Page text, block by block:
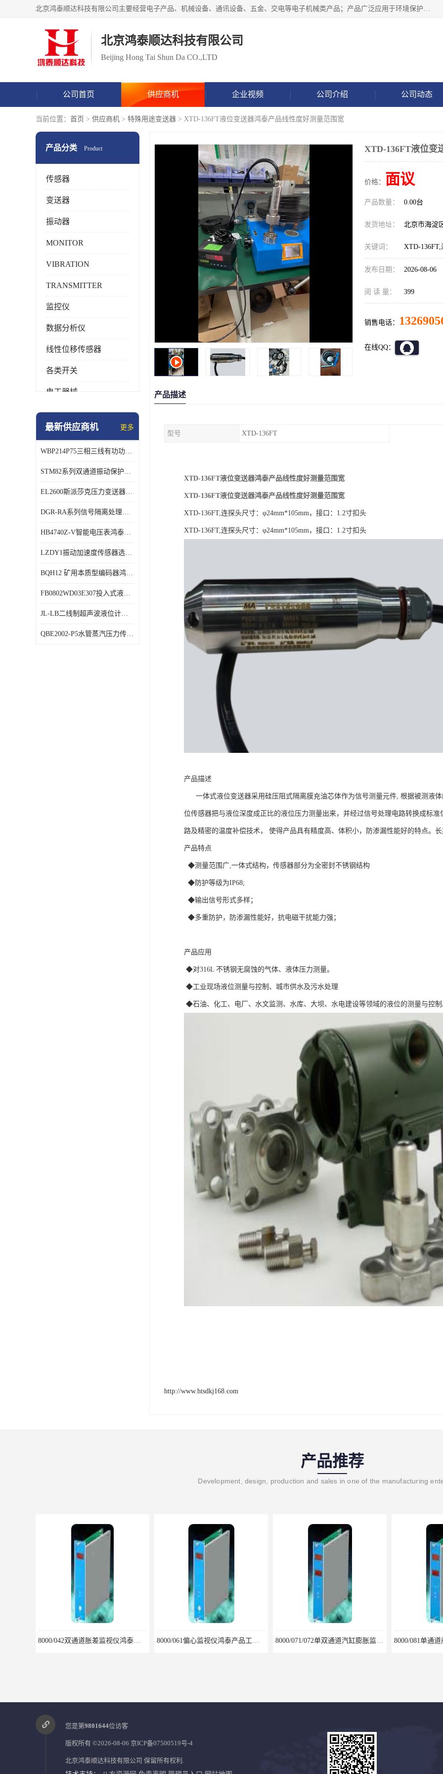
北京鸿泰顺达科技有限公司主要经营电子产品、机械设备、通讯设备、五金、交电等电子机械类产品；产品广泛应用于环境保护、石油化工、电力电子、冶金建筑、煤炭、农业、卫生防疫、教育科研等行业。并成功的与各地环境监测站、污水处理厂、卷烟厂、电厂、高校、科学院所、卫生防疫部门、煤矿、石化厂等用户建立了密切的合作关系。
北京鸿泰顺达科技有限公司
Beijing Hong Tai Shun Da CO.,LTD
公司首页 供应商机 企业视频 公司介绍 公司动态
当前位置： 首页 > 供应商机 > 特殊用途变送器 > XTD-136FT液位变送器鸿泰产品线性度好测量范围宽
产品分类 Product
传感器
变送器
振动器
MONITOR
VIBRATION
TRANSMITTER
监控仪
数据分析仪
线性位移传感器
各类开关
电工器械
模块化产品
特殊用处传感器
特殊用途变送器
最新供应商机 更多
WBP214P75三相三线有功功率传感器鸿泰顺达产品稳定性好
STM82系列双通道振动保护表鸿泰产品技术规格
EL2600斯派莎克压力变送器技术规格
DGR-RA系列信号隔离处理器鸿泰产品技术规格
HB4740Z-V智能电压表鸿泰产品外形美观大方
LZDY1振动加速度传感器选型资料
BQH12 矿用本质型编码器鸿泰产品实物展示
FB0802WD03E307投入式液位计鸿泰产品选型参数
JL-LB二线制超声波液位计鸿泰产品外形美观大方
QBE2002-P5水管蒸汽压力传感器西门子产品技术规格
XTD-136FT液位变
价格： 面议
产品数量： 0.00台
发货地址： 北京市海淀
关键词： XTD-
发布日期： 2026-08-06
阅 读 量： 399
销售电话：
在线QQ：
产品描述
型号 XTD-136FT
XTD-136FT液位变送器鸿泰产品线性度好测量范围宽
XTD-136FT液位变送器鸿泰产品线性度好测量范围宽
XTD-136FT,连探头尺寸：φ24mm*105mm，接口：1.2寸扣头
XTD-136FT,连探头尺寸：φ24mm*105mm，接口：1.2寸扣头
产品描述
一体式液位变送器采用硅压阻式隔离膜充油芯体作为信号测量元件, 根据被测液
位传感器把与液位深度成正比的液位压力测量出来，并经过信号处理电路转换成标
路及精密的温度补偿技术， 使得产品具有精度高、体积小，防渗漏性能好的特点。
产品特点
◆测量范围广,一体式结构，传感器部分为全密封不锈钢结构
◆防护等级为IP68;
◆输出信号形式多样；
◆多重防护，防渗漏性能好，抗电磁干扰能力强；
产品应用
◆对316L 不锈钢无腐蚀的气体、液体压力测量。
◆工业现场液位测量与控制、城市供水及污水处理
◆石油、化工、电厂、水文监测、水库、大坝、水电建设等领域的液位的测量与控
http://www.htsdkj168.com
产品推荐
Development, design, production and sales in one of the manufacturing
8000/042双通道胀差监视仪鸿泰产品闪亮特点 8000/061偏心监视仪鸿泰产品工艺严谨 8000/071/072单双通道汽缸膨胀监视仪鸿泰产品稳定性高
您是第9801644位访客
版权所有 ©2026-08-06 京ICP备07500519号-4
北京鸿泰顺达科技有限公司 保留所有权利.